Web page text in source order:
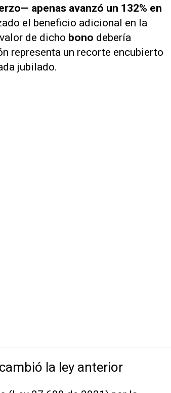
apenas avanzó un 132% en
el beneficio adicional en la
de dicho bono debería
representa un recorte encubierto
jubilado.
la ley anterior